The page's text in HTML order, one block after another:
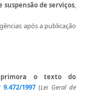
suspensão de serviços,
após a publicação
o texto do
1997 (Lei Geral de